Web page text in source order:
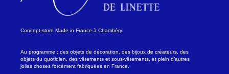
Concept-store Made in France à Chambéry.
Au programme : des objets de décoration, des bijoux de créateurs, des
objets du quotidien, des vêtements et sous-vêtements, et plein d’autres
jolies choses forcément fabriquées en France.